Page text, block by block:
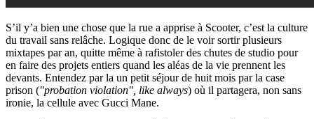
S’il y’a bien une chose que la rue a apprise à Scooter, c’est la culture
du travail sans relâche. Logique donc de le voir sortir plusieurs
mixtapes par an, quitte même à rafistoler des chutes de studio pour
en faire des projets entiers quand les aléas de la vie prennent les
devants. Entendez par la un petit séjour de huit mois par la case
prison ("probation violation", like always) où il partagera, non sans
ironie, la cellule avec Gucci Mane.